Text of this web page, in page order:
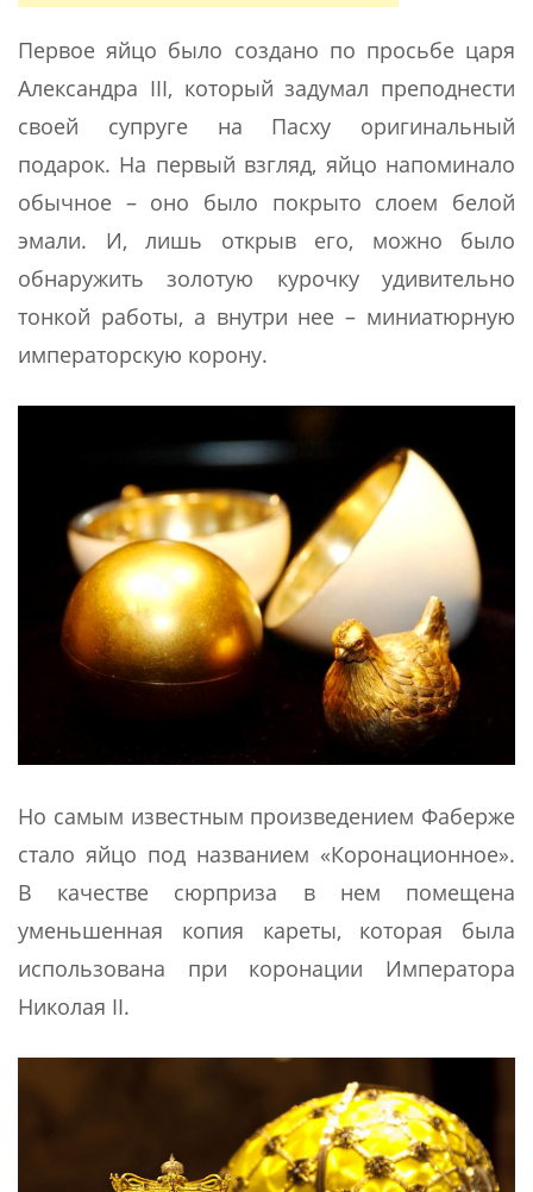
Первое яйцо было создано по просьбе царя
Александра III, который задумал преподнести
своей супруге на Пасху оригинальный
подарок. На первый взгляд, яйцо напоминало
обычное – оно было покрыто слоем белой
эмали. И, лишь открыв его, можно было
обнаружить золотую курочку удивительно
тонкой работы, а внутри нее – миниатюрную
императорскую корону.
Но самым известным произведением Фаберже
стало яйцо под названием «Коронационное».
В качестве сюрприза в нем помещена
уменьшенная копия кареты, которая была
использована при коронации Императора
Николая II.